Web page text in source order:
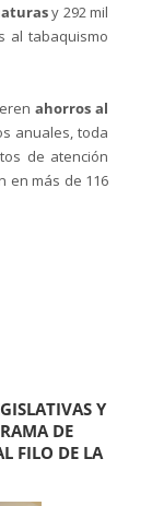
y 292 mil
al tabaquismo
ahorros al
anuales, toda
de atención
en más de 116
Y
DE
FILO DE LA